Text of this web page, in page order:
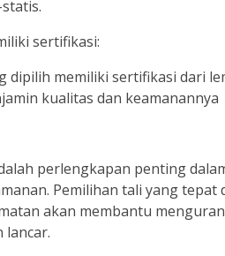
sertifikasi:
dipilih memiliki sertifikasi dari
kualitas dan keamanannya
perlengkapan penting
Pemilihan tali yang
akan membantu
lancar.